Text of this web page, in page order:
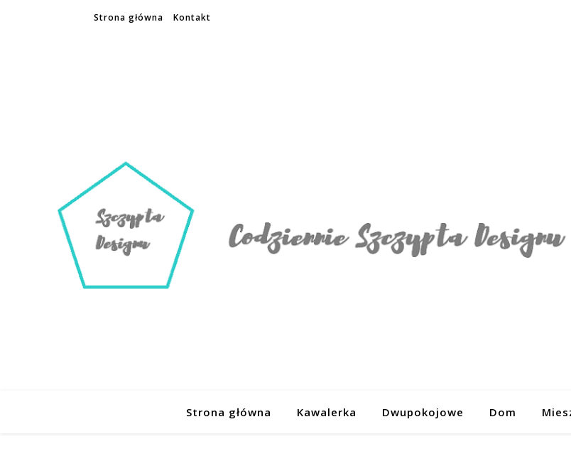
Strona główna Kontakt
Strona główna Kawalerka Dwupokojowe Dom